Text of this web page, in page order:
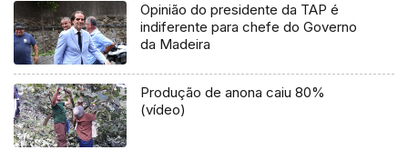
Opinião do presidente da TAP é
indiferente para chefe do Governo
da Madeira
Produção de anona caiu 80%
(vídeo)